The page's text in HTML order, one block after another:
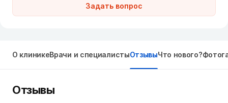
Задать вопрос
О клиникеВрачи и специалистыОтзывыЧто нового?
Отзывы